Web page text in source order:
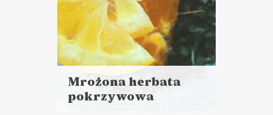
Mrożona herbata
pokrzywowa